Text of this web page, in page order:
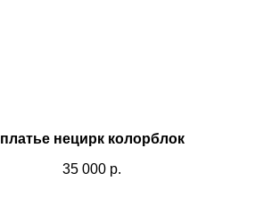
платье нецирк колорблок
35 000 р.